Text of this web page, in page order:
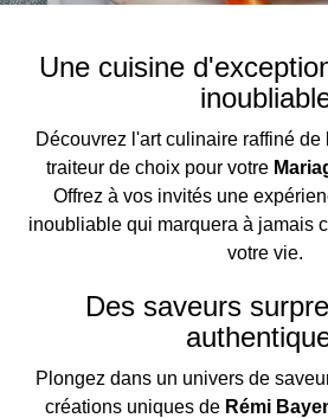
Une cuisine
Découvrez l'art culinaire raffiné de
traiteur de choix pour votre
Offrez à vos invités une
inoubliable qui marquera à jamais
votre vie.
Des saveurs
Plongez dans un univers de
créations uniques de Rémi